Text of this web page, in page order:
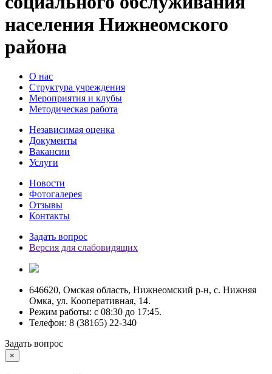
населения Нижнеомского
района
О нас
Структура учреждения
Мероприятия и клубы
Методическая работа
Независимая оценка
Документы
Вакансии
Услуги
Новости
Фотогалерея
Отзывы
Контакты
Задать вопрос
Версия для слабовидящих
646620, Омская область, Нижнеомский р-н, с. Нижняя
Омка, ул. Кооперативная, 14.
Режим работы: c 08:30 до 17:45.
Телефон: 8 (38165) 22-340
Задать вопрос
×